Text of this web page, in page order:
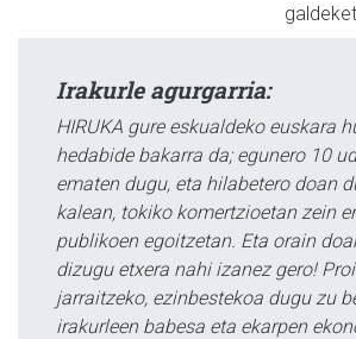
Irakurle agurgarria:
HIRUKA gure eskualdeko euskara
hedabide bakarra da; egunero 10
ematen dugu, eta hilabetero doan
kalean, tokiko komertzioetan zein
publikoen egoitzetan. Eta orain
dizugu etxera nahi izanez gero!
jarraitzeko, ezinbestekoa dugu zu
irakurleen babesa eta ekarpen